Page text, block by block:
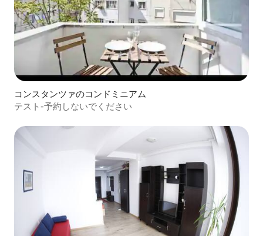
コンスタンツァのコンドミニアム
テスト-予約しないでください